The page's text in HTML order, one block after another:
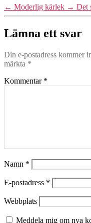
← Moderlig kärlek → Det
Lämna ett svar
Din e-postadress kommer
märkta *
Kommentar *
Namn *
E-postadress *
Webbplats
Meddela mig om nya